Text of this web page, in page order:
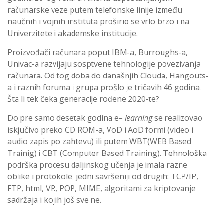
računarske veze putem telefonske linije između
naučnih i vojnih instituta proširio se vrlo brzo i na
Univerzitete i akademske institucije.
Proizvođači računara poput IBM-a, Burroughs-a,
Univac-a razvijaju sosptvene tehnologije povezivanja
računara. Od tog doba do današnjih Clouda, Hangouts-
a i raznih foruma i grupa prošlo je tričavih 46 godina.
Šta li tek čeka generacije rođene 2020-te?
Do pre samo desetak godina e– learningse realizovao
iskjučivo preko CD ROM-a, VoD i AoD formi (video i
audio zapis po zahtevu) ili putem WBT(WEB Based
Trainig) i CBT (Computer Based Training). Tehnološka
podrška procesu daljinskog učenja je imala razne
oblike i protokole, jedni savršeniji od drugih: TCP/IP,
FTP, html, VR, POP, MIME, algoritami za kriptovanje
sadržaja i kojih još sve ne.